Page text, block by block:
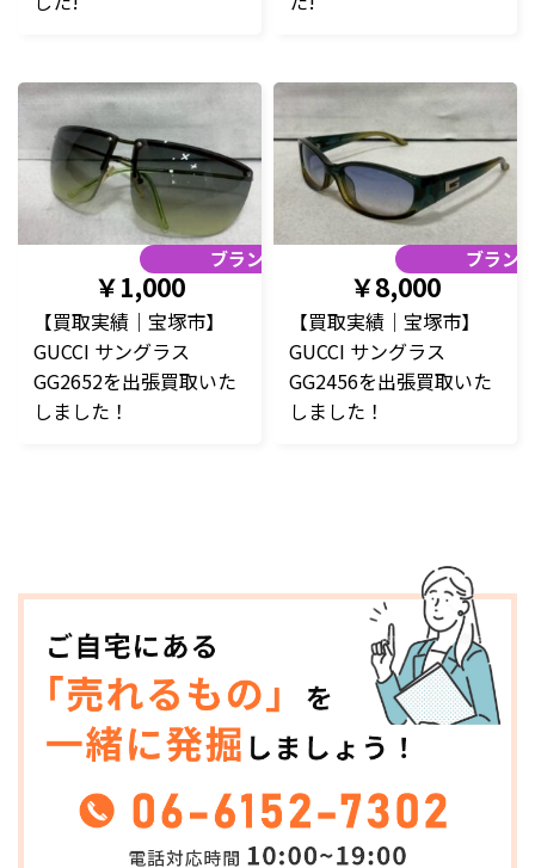
ブランド品
￥1,000
【買取実績｜宝塚市】
GUCCI サングラス
GG2652を出張買取いた
しました！
ブラン
￥8,000
【買取実績｜宝塚市】
GUCCI サングラス
GG2456を出張買取いた
しました！